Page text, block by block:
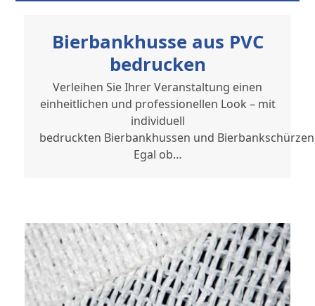
Bierbankhusse aus PVC
bedrucken
Verleihen Sie Ihrer Veranstaltung einen
einheitlichen und professionellen Look – mit
individuell
bedruckten Bierbankhussen und
Egal ob…